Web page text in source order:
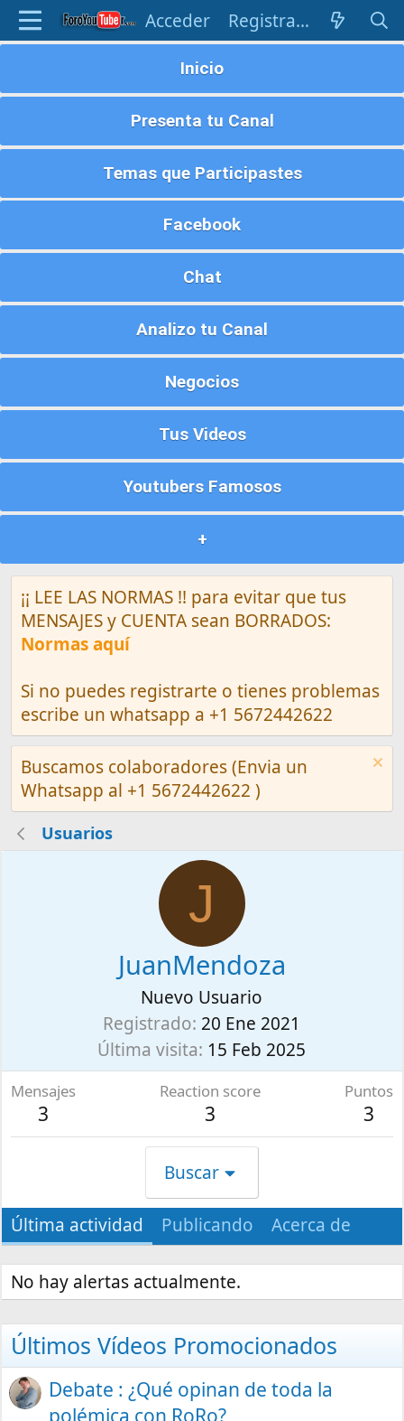
Acceder Registrarse
Inicio
Presenta tu Canal
Temas que Participastes
Facebook
Chat
Analizo tu Canal
Negocios
Tus Videos
Youtubers Famosos
+
¡¡ LEE LAS NORMAS !! para evitar que tus
MENSAJES y CUENTA sean BORRADOS:
Normas aquí
Si no puedes registrarte o tienes problemas
escribe un whatsapp a +1 5672442622
Buscamos colaboradores (Envia un
Whatsapp al +1 5672442622 )
Usuarios
J
JuanMendoza
Nuevo Usuario
Registrado 20 Ene 2021
Última visita 15 Feb 2025
Mensajes
3
Reaction score
3
Puntos
3
Buscar
Última actividad Publicando Acerca de
No hay alertas actualmente.
Últimos Vídeos Promocionados
Debate : ¿Qué opinan de toda la
polémica con RoRo?